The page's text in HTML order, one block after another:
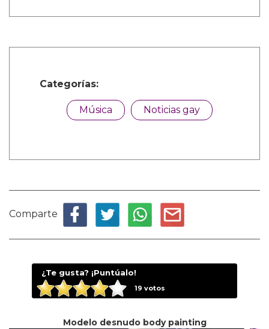
Categorías:
Música Noticias gay
Comparte
¿Te gusta? ¡Puntúalo!
19 votos
Modelo desnudo body painting